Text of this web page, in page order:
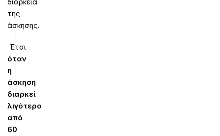
της
άσκησης.
Έτσι
όταν
η
άσκηση
διαρκεί
λιγότερο
από
60